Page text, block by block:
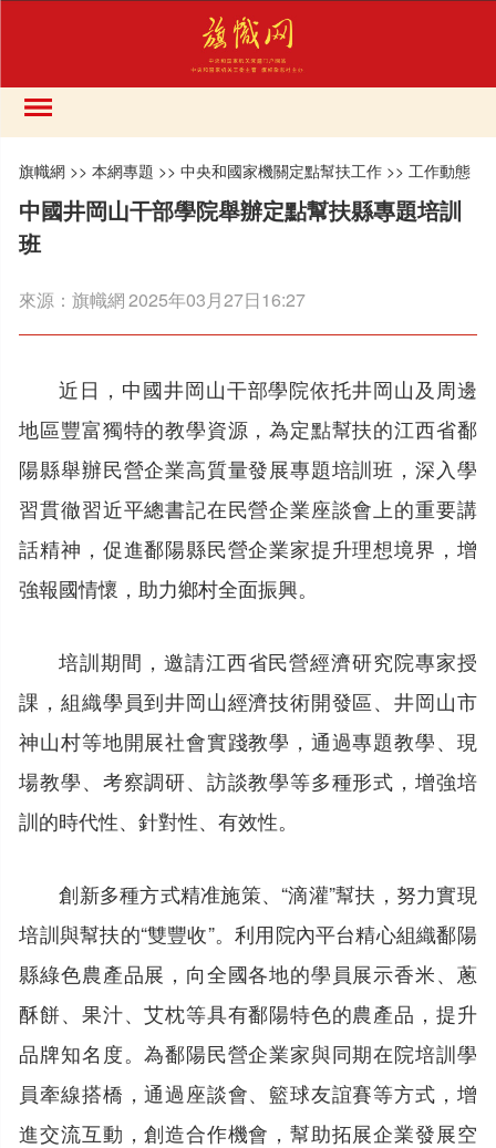
旗幟網 >>本網專題 >>中央和國家機關定點幫扶工作 >> 工作動態
中國井岡山干部學院舉辦定點幫扶縣專題培訓
班
來源：旗幟網2025年03月27日16:27
近日，中國井岡山干部學院依托井岡山及周邊
地區豐富獨特的教學資源，為定點幫扶的江西省鄱
陽縣舉辦民營企業高質量發展專題培訓班，深入學
習貫徹習近平總書記在民營企業座談會上的重要講
話精神，促進鄱陽縣民營企業家提升理想境界，增
強報國情懷，助力鄉村全面振興。
培訓期間，邀請江西省民營經濟研究院專家授
課，組織學員到井岡山經濟技術開發區、井岡山市
神山村等地開展社會實踐教學，通過專題教學、現
場教學、考察調研、訪談教學等多種形式，增強培
訓的時代性、針對性、有效性。
創新多種方式精准施策、“滴灌”幫扶，努力實現
培訓與幫扶的“雙豐收”。利用院內平台精心組織鄱陽
縣綠色農產品展，向全國各地的學員展示香米、蔥
酥餅、果汁、艾枕等具有鄱陽特色的農產品，提升
品牌知名度。為鄱陽民營企業家與同期在院培訓學
員牽線搭橋，通過座談會、籃球友誼賽等方式，增
進交流互動，創造合作機會，幫助拓展企業發展空